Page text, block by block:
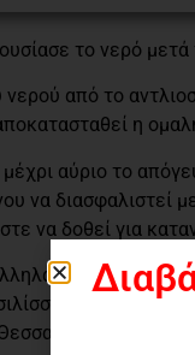
το νερό
νερού από το
η
αύριο το
να διασφαλιστεί
να δοθεί για
να υπάρχουν
Όλγας και